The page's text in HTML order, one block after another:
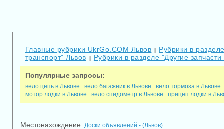
Главные рубрики UkrGo.COM Львов | Рубрики в
транспорт" Львов | Рубрики в разделе "Другие
Популярные запросы:
вело цепь в Львове вело багажник в Львове
вело тормоза в Львове
мотор лодки в Львове
вело спидометр в Львове прицеп лодки в
Местонахождение: Доски объявлений - (Львов)